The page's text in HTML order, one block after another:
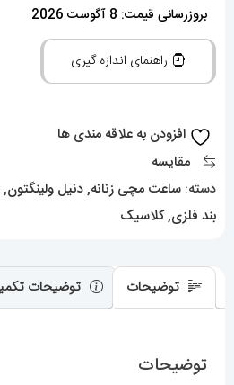
دنیل
ولینگتون
بیضی
Daniel
Ophelia
عدد
بروزرسانی قیمت: 8 آگوست 2026
راهنمای اندازه گیری
افزودن به علاقه مندی ها
مقایسه
دسته: ساعت مچی زنانه,دنیل ولینگتون,
بند فلزی,کلاسیک
توضیحات توضیحات
توضیحات